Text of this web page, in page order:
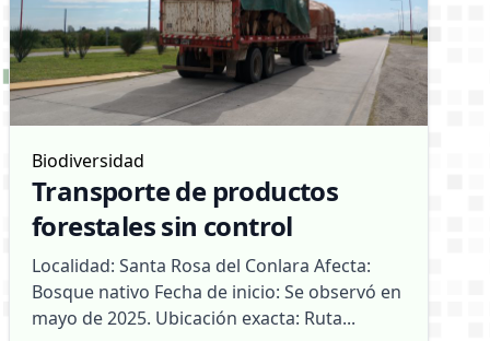
Biodiversidad
Transporte de productos
forestales sin control
Localidad: Santa Rosa del Conlara Afecta:
Bosque nativo Fecha de inicio: Se observó en
mayo de 2025. Ubicación exacta: Ruta...